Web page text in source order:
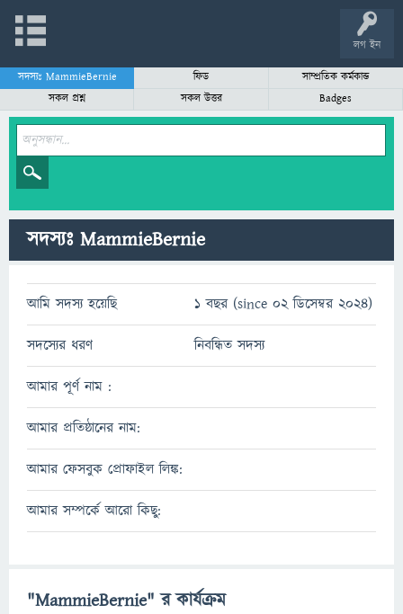
লগ ইন
সদস্যঃ MammieBernie ফিড
সাম্প্রতিক কর্মকান্ড
সকল প্রশ্ন
সকল উত্তর Badges
সদস্যঃ MammieBernie
আমি সদস্য হয়েছি 1 বছর (since 02 ডিসেম্বর 2024)
সদস্যের ধরণ নিবন্ধিত সদস্য
আমার পূর্ণ নাম :
আমার প্রতিষ্ঠানের নাম:
আমার ফেসবুক প্রোফাইল লিঙ্ক:
আমার সম্পর্কে আরো কিছু:
"MammieBernie" র কার্যক্রম